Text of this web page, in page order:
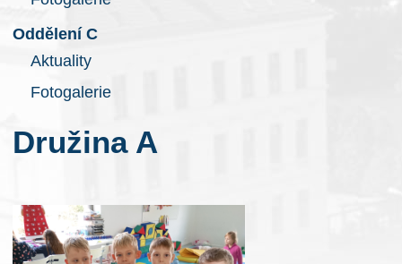
Oddělení C
Aktuality
Fotogalerie
Družina A